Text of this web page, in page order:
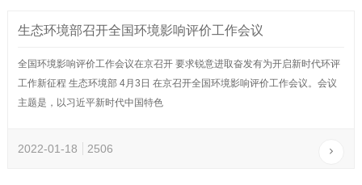
生态环境部召开全国环境影响评价工作会议
全国环境影响评价工作会议在京召开 要求锐意进取奋发有为开启新时代环评
工作新征程 生态环境部 4月3日 在京召开全国环境影响评价工作会议。会议
主题是，以习近平新时代中国特色
2022-01-18 2506